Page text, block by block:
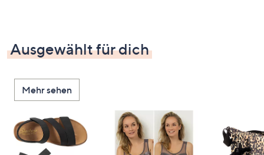
Ausgewählt für dich
Mehr sehen